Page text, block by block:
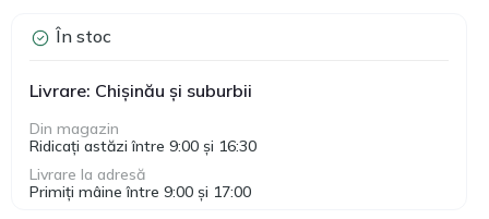
În stoc
Livrare: Chișinău și suburbii
Din magazin
Ridicați astăzi între 9:00 și 16:30
Livrare la adresă
Primiți mâine între 9:00 și 17:00